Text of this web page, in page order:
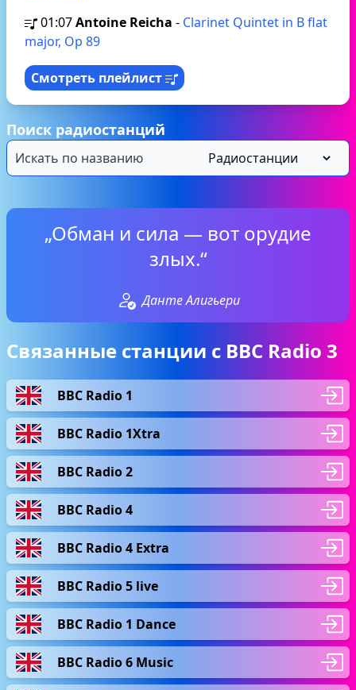
01:07Antoine Reicha - Clarinet Quintet in B flat
major, Op 89
Смотреть плейлист
Поиск радиостанций
„Обман и сила — вот орудие
злых.“
Данте Алигьери
Связанные станции с BBC Radio 3
BBC Radio 1
BBC Radio 1Xtra
BBC Radio 2
BBC Radio 4
BBC Radio 4 Extra
BBC Radio 5 live
BBC Radio 1 Dance
BBC Radio 6 Music